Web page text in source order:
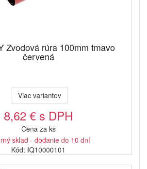
Zvodová rúra 100mm tmavo
červená
Viac variantov
8,62 € s DPH
Cena za ks
sklad - dodanie do 10 dní
Kód: IQ10000101